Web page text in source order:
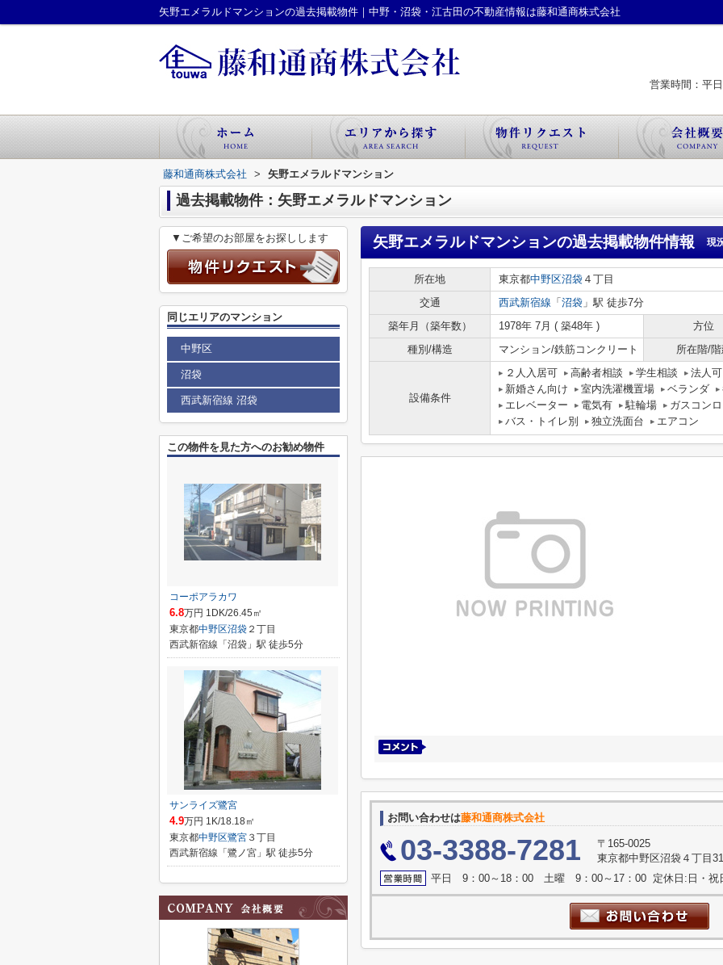
矢野エメラルドマンションの過去掲載物件｜中野・沼袋・江古田の不動産情報は藤和通商株式会社
営業時間：平
藤和通商株式会社 > 矢野エメラルドマンション
過去掲載物件：矢野エメラルドマンション
矢野エメラルドマンションの過去掲載物件情報 現
所在地 東京都中野区沼袋 ４丁目
交通
西武新宿線 「 沼袋 」駅 徒歩7分
築年月（築年数）
1978年 7月 ( 築48年 ) 方位
種別/構造
マンション/鉄筋コンクリート 所在階/階
設備条件
２人入居可 高齢者相談 学生相談 法人可
新婚さん向け
室内洗濯機置場 ベランダ
エレベーター
電気有 駐輪場 ガスコンロ
バス・トイレ別
独立洗面台 エアコン
お問い合わせは藤和通商株式会社
03-3388-7281
〒165-0025
東京都中野区沼袋４丁目
平日 9：00～18：00 土曜 9：00～17：00 定休日:日・祝
▼ご希望のお部屋をお探しします
同じエリアのマンション
中野区
沼袋
西武新宿線 沼袋
この物件を見た方へのお勧め物件
コーポアラカワ
6.8万円 1DK/26.45㎡
東京都中野区沼袋 ２丁目
西武新宿線「沼袋」駅 徒歩5分
サンライズ鷺宮
4.9万円 1K/18.18㎡
東京都中野区鷺宮 ３丁目
西武新宿線「鷺ノ宮」駅 徒歩5分